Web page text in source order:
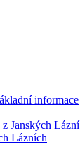
informace
Janských Lázní
Lázních